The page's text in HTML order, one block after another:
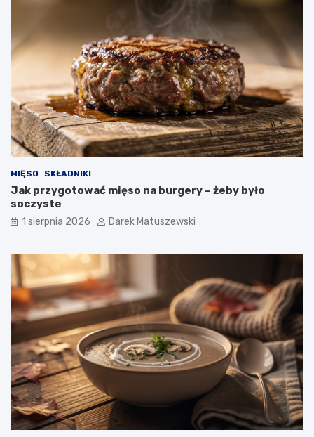
MIĘSO SKŁADNIKI
Jak przygotować mięso na burgery – żeby było
soczyste
1 sierpnia 2026 Darek Matuszewski